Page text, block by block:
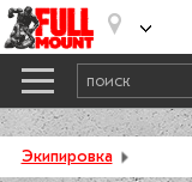
Экипировка